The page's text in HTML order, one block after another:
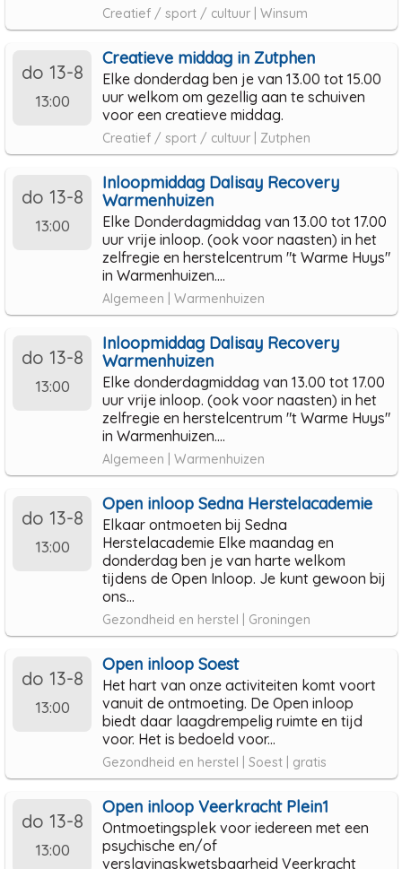
Creatief / sport / cultuur | Winsum
do 13-8
13:00
Creatieve middag in Zutphen
Elke donderdag ben je van 13.00 tot 15.00
uur welkom om gezellig aan te schuiven
voor een creatieve middag.
Creatief / sport / cultuur | Zutphen
do 13-8
13:00
Inloopmiddag Dalisay Recovery
Warmenhuizen
Elke Donderdagmiddag van 13.00 tot 17.00
uur vrije inloop. (ook voor naasten) in het
zelfregie en herstelcentrum "t Warme Huys"
in Warmenhuizen....
Algemeen | Warmenhuizen
do 13-8
13:00
Inloopmiddag Dalisay Recovery
Warmenhuizen
Elke donderdagmiddag van 13.00 tot 17.00
uur vrije inloop. (ook voor naasten) in het
zelfregie en herstelcentrum "t Warme Huys"
in Warmenhuizen....
Algemeen | Warmenhuizen
do 13-8
13:00
Open inloop Sedna Herstelacademie
Elkaar ontmoeten bij Sedna
Herstelacademie Elke maandag en
donderdag ben je van harte welkom
tijdens de Open Inloop. Je kunt gewoon bij
ons...
Gezondheid en herstel | Groningen
do 13-8
13:00
Open inloop Soest
Het hart van onze activiteiten komt voort
vanuit de ontmoeting. De Open inloop
biedt daar laagdrempelig ruimte en tijd
voor. Het is bedoeld voor...
Gezondheid en herstel | Soest | gratis
do 13-8
13:00
Open inloop Veerkracht Plein1
Ontmoetingsplek voor iedereen met een
psychische en/of
verslavingskwetsbaarheid Veerkracht